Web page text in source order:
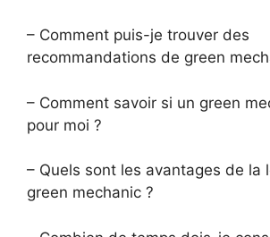
– Comment puis-je trouver des
recommandations de green
– Comment savoir si un green
pour moi ?
– Quels sont les avantages de la
green mechanic ?